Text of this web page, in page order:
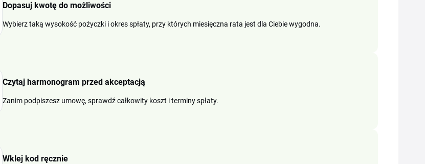
Dopasuj kwotę do możliwości
Wybierz taką wysokość pożyczki i okres spłaty, przy których miesięczna rata jest dla Ciebie wygodna.
Czytaj harmonogram przed akceptacją
Zanim podpiszesz umowę, sprawdź całkowity koszt i terminy spłaty.
Wklej kod ręcznie